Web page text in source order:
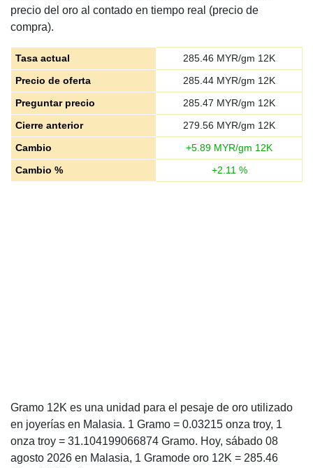
precio del oro al contado en tiempo real (precio de
compra).
Tasa actual 285.46 MYR/gm 12K
Precio de oferta
285.44 MYR/gm 12K
Preguntar precio
285.47 MYR/gm 12K
Cierre anterior
279.56 MYR/gm 12K
Cambio
+5.89 MYR/gm 12K
Cambio %
+2.11 %
Gramo 12K es una unidad para el pesaje de oro utilizado
en joyerías en Malasia. 1 Gramo = 0.03215 onza troy, 1
onza troy = 31.104199066874 Gramo. Hoy, sábado 08
agosto 2026 en Malasia, 1 Gramode oro 12K = 285.46